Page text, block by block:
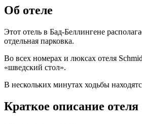
Об отеле
Этот отель в Бад-Беллингене
отдельная парковка.
Во всех номерах и люксах отеля
«шведский стол».
В нескольких минутах ходьбы
Краткое описание отеля